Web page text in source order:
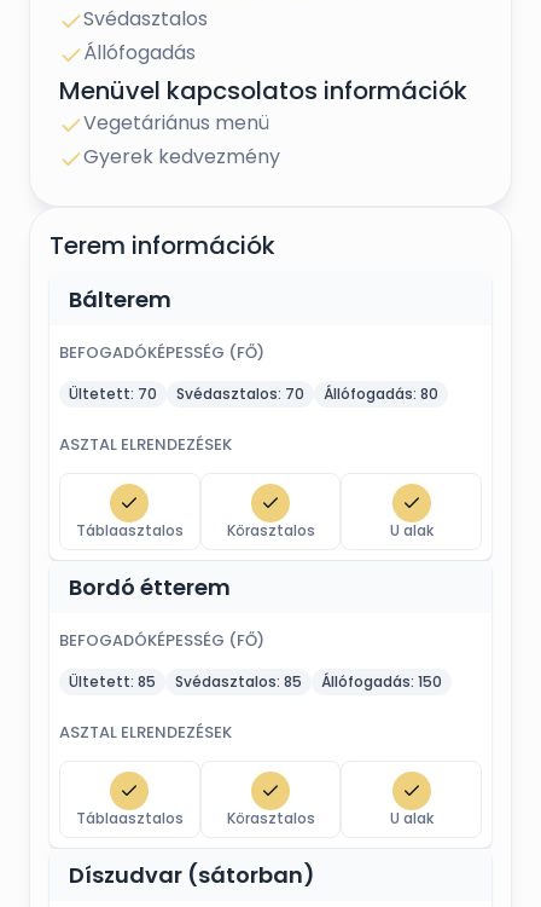
Svédasztalos
Állófogadás
Menüvel kapcsolatos információk
Vegetáriánus menü
Gyerek kedvezmény
Terem információk
Bálterem
BEFOGADÓKÉPESSÉG (FŐ)
Ültetett: 70 Svédasztalos: 70 Állófogadás: 80
ASZTAL ELRENDEZÉSEK
Táblaasztalos Körasztalos U alak
Bordó étterem
BEFOGADÓKÉPESSÉG (FŐ)
Ültetett: 85 Svédasztalos: 85 Állófogadás: 150
ASZTAL ELRENDEZÉSEK
Táblaasztalos Körasztalos U alak
Díszudvar (sátorban)